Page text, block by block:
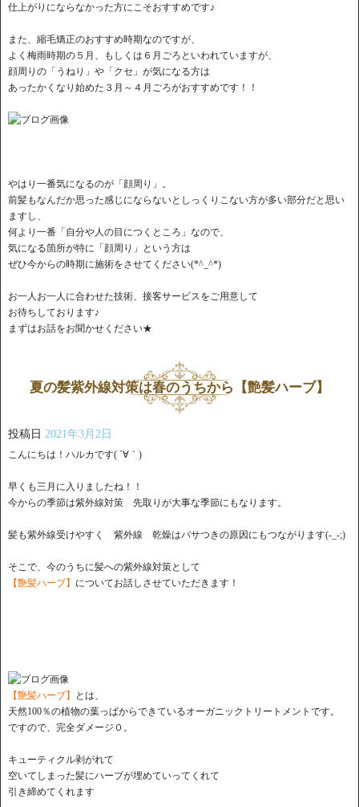
仕上がりにならなかった方にこそおすすめです♪
また、縮毛矯正のおすすめ時期なのですが、
よく梅雨時期の５月、もしくは６月ごろといわれていますが、
顔周りの「うねり」や「クセ」が気になる方は
あったかくなり始めた３月～４月ごろがおすすめです！！
やはり一番気になるのが「顔周り」。
前髪もなんだか思った感じにならないとしっくりこない方が多い部分だと思い
ますし、
何より一番「自分や人の目につくところ」なので、
気になる箇所が特に「顔周り」という方は
ぜひ今からの時期に施術をさせてください(*^_^*)
お一人お一人に合わせた技術、接客サービスをご用意して
お待ちしております♪
まずはお話をお聞かせください★
夏の髪紫外線対策は春のうちから【艶髪ハーブ】
投稿日 2021年3月2日
こんにちは！ハルカです( ´∀｀)
早くも三月に入りましたね！！
今からの季節は紫外線対策 先取りが大事な季節にもなります。
髪も紫外線受けやすく 紫外線 乾燥はパサつきの原因にもつながります(-_-;)
そこで、今のうちに髪への紫外線対策として
【艶髪ハーブ】 についてお話しさせていただきます！
【艶髪ハーブ】
とは、
天然100％の植物の葉っぱからできているオーガニックトリートメントです。
ですので、完全ダメージ０。
キューティクル剥がれて
空いてしまった髪にハーブが埋めていってくれて
引き締めてくれます